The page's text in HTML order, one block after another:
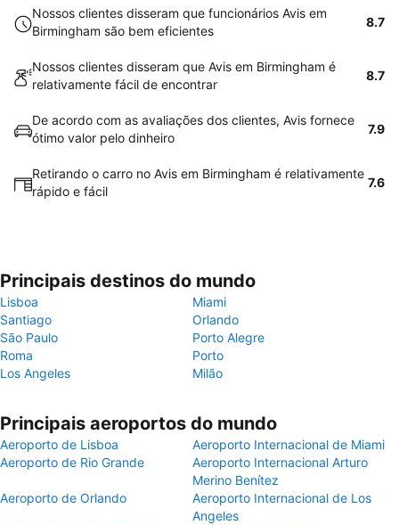
Nossos clientes disseram que funcionários Avis em
Birmingham são bem eficientes
8.7
Nossos clientes disseram que Avis em Birmingham é
relativamente fácil de encontrar
8.7
De acordo com as avaliações dos clientes, Avis fornece
ótimo valor pelo dinheiro
7.9
Retirando o carro no Avis em Birmingham é relativamente
rápido e fácil
7.6
Principais destinos do mundo
Lisboa
Miami
Santiago
Orlando
São Paulo
Porto Alegre
Roma
Porto
Los Angeles
Milão
Principais aeroportos do mundo
Aeroporto de Lisboa
Aeroporto Internacional de Miami
Aeroporto de Rio Grande
Aeroporto Internacional Arturo
Merino Benítez
Aeroporto de Orlando
Aeroporto Internacional de Los
Angeles